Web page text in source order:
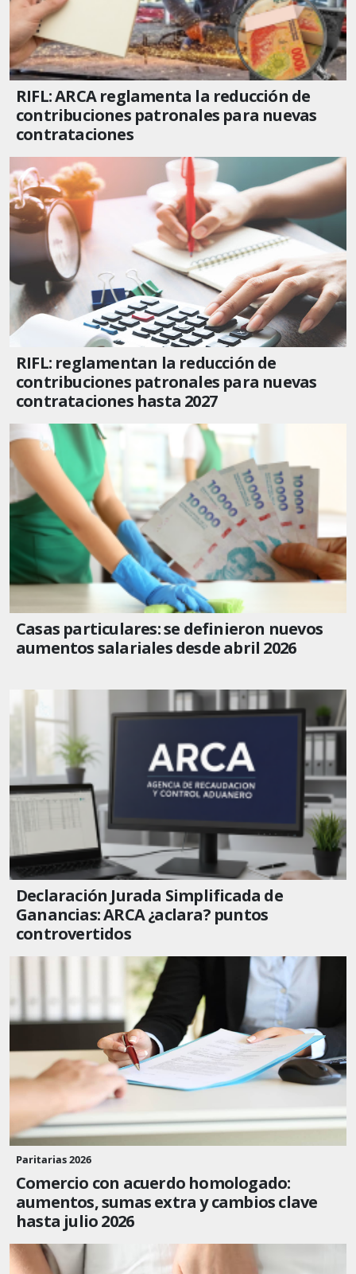
RIFL: ARCA reglamenta la reducción de
contribuciones patronales para nuevas
contrataciones
RIFL: reglamentan la reducción de
contribuciones patronales para nuevas
contrataciones hasta 2027
Casas particulares: se definieron nuevos
aumentos salariales desde abril 2026
Declaración Jurada Simplificada de
Ganancias: ARCA ¿aclara? puntos
controvertidos
Paritarias 2026
Comercio con acuerdo homologado:
aumentos, sumas extra y cambios clave
hasta julio 2026